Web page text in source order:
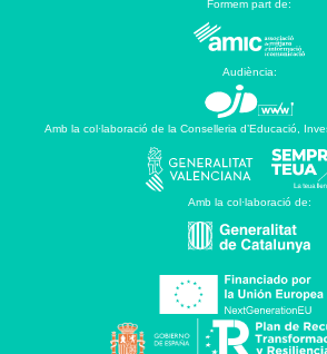
Formem part de:
Audiència:
Amb la col·laboració de la Conselleria d’Educació,
Amb la col·laboració de: